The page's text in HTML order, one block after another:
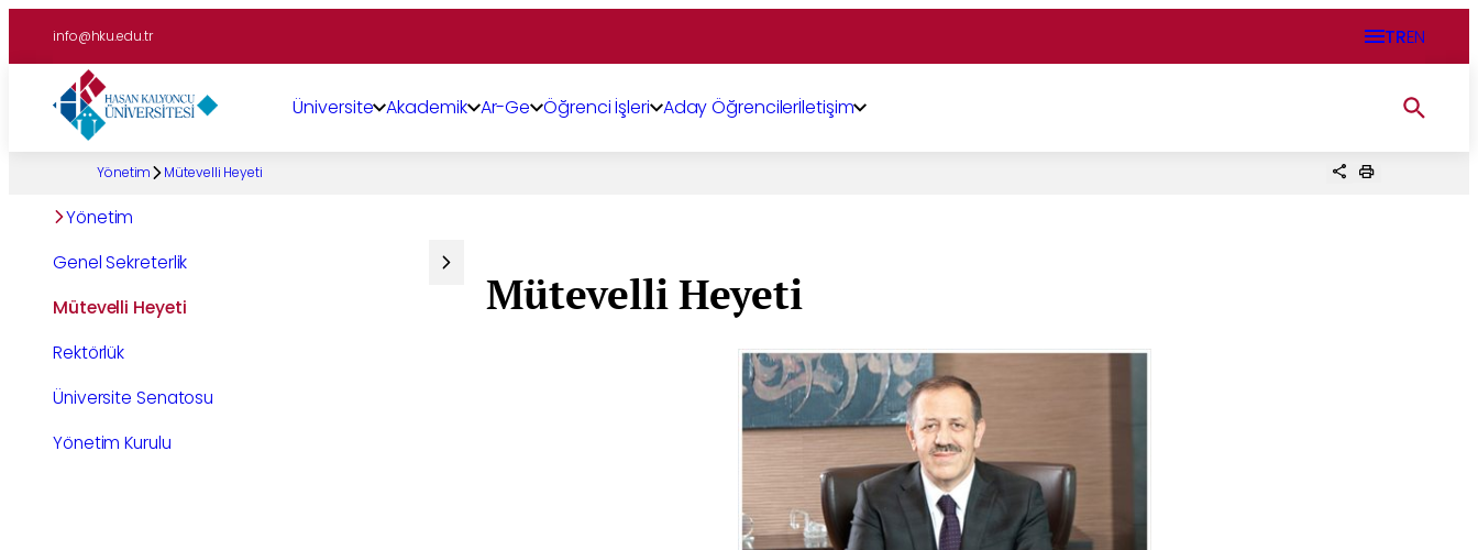
info@hku.edu.tr TREN
Üniversite Akademik Ar-Ge Öğrenci İşleri Aday Öğrencilerİletişim
Yönetim Mütevelli Heyeti
Yönetim
Genel Sekreterlik
Mütevelli Heyeti
Rektörlük
Üniversite Senatosu
Yönetim Kurulu
Mütevelli Heyeti